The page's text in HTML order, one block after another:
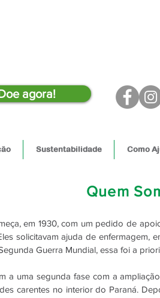
agora!
Sustentabilidade Como
Quem
em 1930, com um pedido de
solicitavam ajuda de
Guerra Mundial, essa foi a
a uma segunda fase com a
carentes no interior do Paraná.